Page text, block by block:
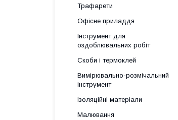
Трафарети
Офісне приладдя
Інструмент для
оздоблювальних робіт
Скоби і термоклей
Вимірювально-розмічальний
інструмент
Ізоляційні матеріали
Малювання